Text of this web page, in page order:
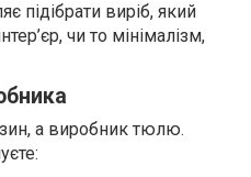
підібрати виріб, який
чи то мінімалізм,
а виробник тюлю.